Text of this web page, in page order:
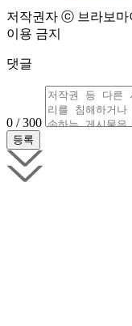
저작권자 ⓒ 브라보마
이용 금지
댓글
0 / 300